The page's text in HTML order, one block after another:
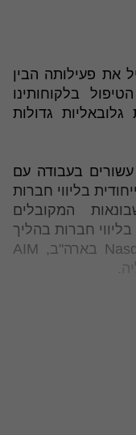
את פעילותה הבין
בלקוחותינו
גדולות
עשורים בעבודה עם
בליווי חברות
המקובלים
בליווי חברות בהליך
ההנפקה בבורסות זרות כגון ה-Nasdaq בארה"ב, AIM
שונים בתחום